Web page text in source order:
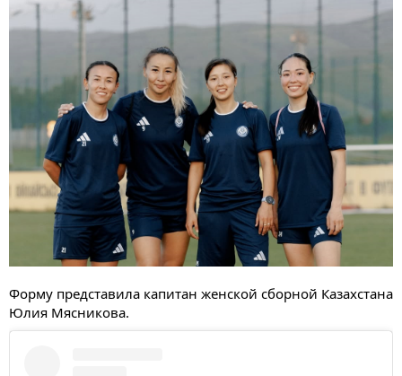
Форму представила капитан женской сборной Казахстана
Юлия Мясникова.